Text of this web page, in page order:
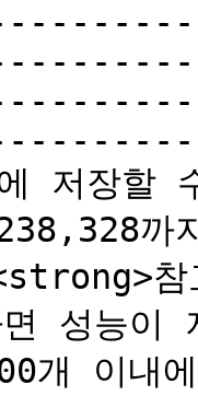
까
참
성능이
개 이내